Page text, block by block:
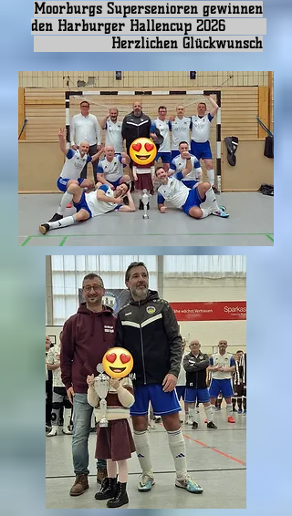
Moorburgs Supersenioren gewinnen
den Harburger Hallencup 2026
Herzlichen Glückwunsch